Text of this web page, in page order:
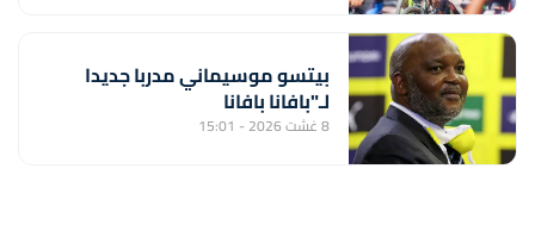
بيتسو موسيماني مدربا جديدا
لـ"بافانا بافانا
8 غشت 2026 - 15:01